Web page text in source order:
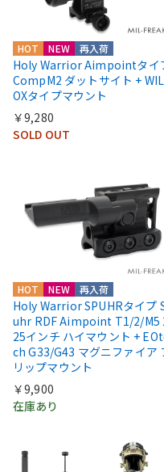
HOT NEW 再入荷
Holy Warrior Aimpointタイ
CompM2 ダットサイト +
OXタイプマウント
￥9,280
SOLD OUT
HOT NEW 再入荷
Holy Warrior SPUHRタイプ
uhr RDF Aimpoint T1/2/M5
25インチ ハイマウント +
ch G33/G43 マグニファイア
リップマウント
￥9,900
在庫あり